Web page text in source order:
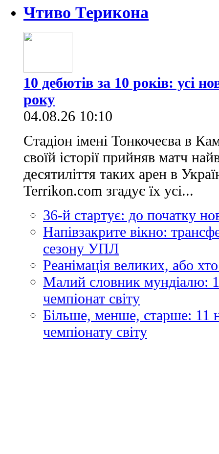
Чтиво Терикона
10 дебютів за 10 років: усі
року
04.08.26 10:10
Стадіон імені Тонкочеєва в
своїй історії прийняв матч
десятиліття таких арен в
Terrikon.com згадує їх усі...
36-й стартує: до початку
Напівзакрите вікно:
сезону УПЛ
Реанімація великих, або
Малий словник мундіалю:
чемпіонат світу
Більше, менше, старше: 11
чемпіонату світу